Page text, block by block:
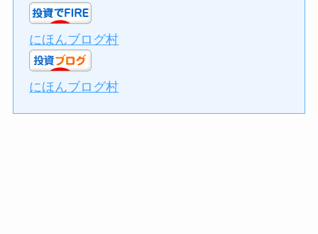
にほんブログ村
にほんブログ村